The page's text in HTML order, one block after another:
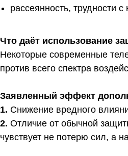
рассеянность, трудности
Что даёт использование
Некоторые современные
против всего спектра
Заявленный эффект
1. Снижение вредного
2. Отличие от обычной
чувствует не потерю сил, а